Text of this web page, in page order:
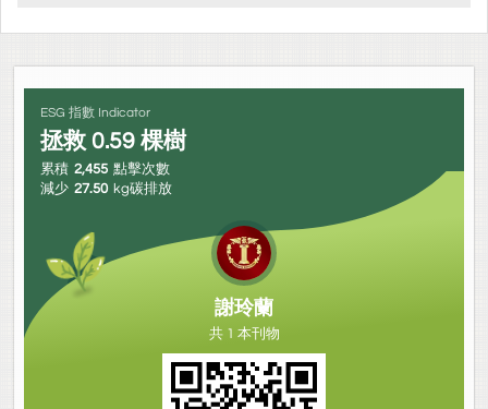
ESG 指數 Indicator
拯救 0.59 棵樹
累積 2,455 點擊次數
減少 27.50 kg碳排放
謝玲蘭
共 1 本刊物